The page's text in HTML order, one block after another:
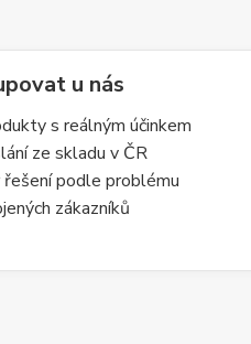
u nás
s reálným účinkem
ze skladu v ČR
podle problému
zákazníků